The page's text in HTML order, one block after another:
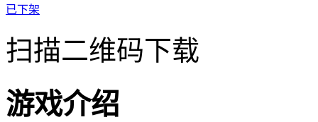
已下架
扫描二维码下载
游戏介绍